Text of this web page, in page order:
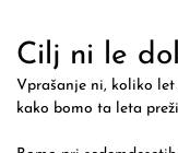
Cilj ni le
Vprašanje ni, koliko let
kako bomo ta leta